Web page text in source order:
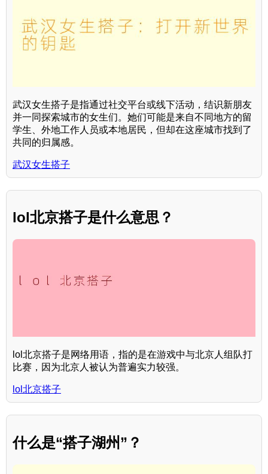
武汉女生搭子是指通过社交平台或线下活动，结识新朋友
并一同探索城市的女生们。她们可能是来自不同地方的留
学生、外地工作人员或本地居民，但却在这座城市找到了
共同的归属感。
武汉女生搭子
lol北京搭子是什么意思？
lol北京搭子是网络用语，指的是在游戏中与北京人组队打
比赛，因为北京人被认为普遍实力较强。
lol北京搭子
什么是“搭子湖州”？